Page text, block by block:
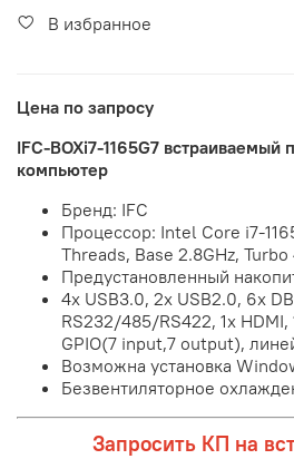
В избранное
Цена по запросу
IFC-BOXi7-1165G7
компьютер
Бренд: IFC
Процессор: Intel Core i7-
Threads, Base 2.8GHz, Turbo
Предустановленный
4x USB3.0, 2x USB2.0, 6x
RS232/485/RS422, 1x HDMI,
GPIO(7 input,7 output),
Возможна установка
Безвентиляторное
Запросить КП на